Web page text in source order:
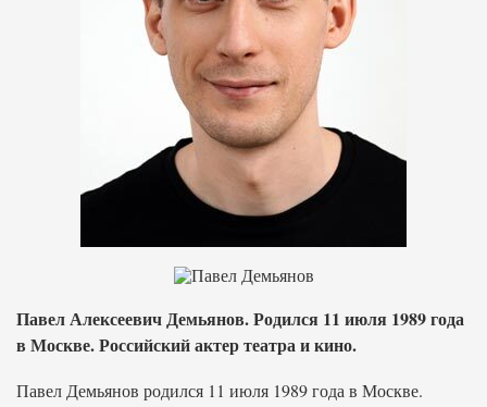
Павел Алексеевич Демьянов. Родился 11 июля 1989 года
в Москве. Российский актер театра и кино.
Павел Демьянов родился 11 июля 1989 года в Москве.